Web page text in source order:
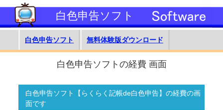
白色申告ソフト
白色申告ソフト 無料体験版ダウンロード
白色申告ソフトの経費 画面
白色申告ソフト【らくらく記帳de白色申告】の経費の画
面です